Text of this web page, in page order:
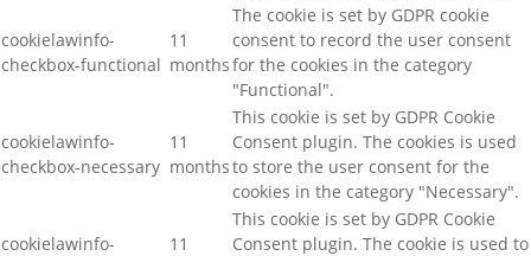
cookielawinfo-
checkbox-functional
11
months
The cookie is set by GDPR cookie
consent to record the user consent
for the cookies in the category
"Functional".
cookielawinfo-
checkbox-necessary
11
months
This cookie is set by GDPR Cookie
Consent plugin. The cookies is used
to store the user consent for the
cookies in the category "Necessary".
cookielawinfo-
11
This cookie is set by GDPR Cookie
Consent plugin. The cookie is used to